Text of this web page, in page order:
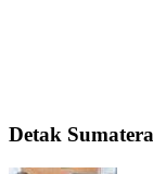
Detak Sumatera